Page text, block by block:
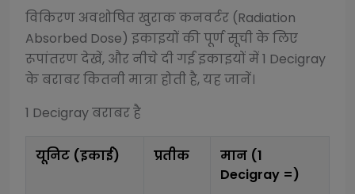
विकिरण अवशोषित खुराक कनवर्टर (Radiation
Absorbed Dose) इकाइयों की पूर्ण सूची के लिए
रूपांतरण देखें, और नीचे दी गई इकाइयों में 1 Decigray
के बराबर कितनी मात्रा होती है, यह जानें।
1 Decigrayबराबर है
यूनिट (इकाई) प्रतीक
मान (1
Decigray =)